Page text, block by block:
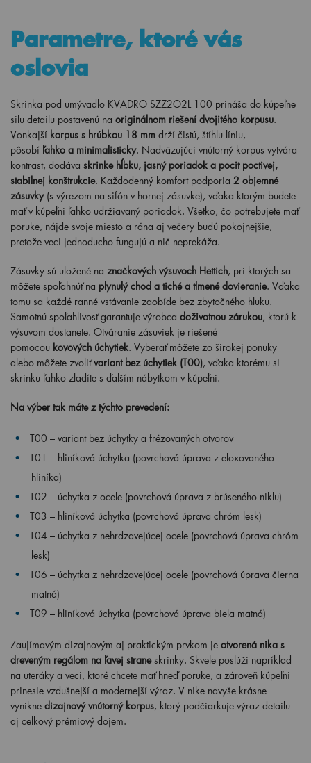
Parametre, ktoré vás
oslovia
Skrinka pod umývadlo KVADRO SZZ2O2L 100 prináša do kúpeľne
silu detailu postavenú na originálnom riešení dvojitého korpusu.
Vonkajší korpus s hrúbkou 18 mm drží čistú, štíhlu líniu,
pôsobí ľahko a minimalisticky. Nadväzujúci vnútorný korpus vytvára
kontrast, dodáva skrinke hĺbku, jasný poriadok a pocit poctivej,
stabilnej konštrukcie. Každodenný komfort podporia 2 objemné
zásuvky (s výrezom na sifón v hornej zásuvke), vďaka ktorým budete
mať v kúpeľni ľahko udržiavaný poriadok. Všetko, čo potrebujete mať
poruke, nájde svoje miesto a rána aj večery budú pokojnejšie,
pretože veci jednoducho fungujú a nič neprekáža.
Zásuvky sú uložené na značkových výsuvoch Hettich, pri ktorých sa
môžete spoľahnúť na plynulý chod a tiché a tlmené dovieranie. Vďaka
tomu sa každé ranné vstávanie zaobíde bez zbytočného hluku.
Samotnú spoľahlivosť garantuje výrobca doživotnou zárukou, ktorú k
výsuvom dostanete. Otváranie zásuviek je riešené
pomocou kovových úchytiek. Vyberať môžete zo širokej ponuky
alebo môžete zvoliť variant bez úchytiek (T00), vďaka ktorému si
skrinku ľahko zladíte s ďalším nábytkom v kúpeľni.
Na výber tak máte z týchto prevedení:
T00 – variant bez úchytky a frézovaných otvorov
T01 – hliníková úchytka (povrchová úprava z eloxovaného
hliníka)
T02 – úchytka z ocele (povrchová úprava z brúseného niklu)
T03 – hliníková úchytka (povrchová úprava chróm lesk)
T04 – úchytka z nehrdzavejúcej ocele (povrchová úprava chróm
lesk)
T06 – úchytka z nehrdzavejúcej ocele (povrchová úprava čierna
matná)
T09 – hliníková úchytka (povrchová úprava biela matná)
Zaujímavým dizajnovým aj praktickým prvkom je otvorená nika s
dreveným regálom na ľavej strane skrinky. Skvele poslúži napríklad
na uteráky a veci, ktoré chcete mať hneď poruke, a zároveň kúpeľni
prinesie vzdušnejší a modernejší výraz. V nike navyše krásne
vynikne dizajnový vnútorný korpus, ktorý podčiarkuje výraz detailu
aj celkový prémiový dojem.